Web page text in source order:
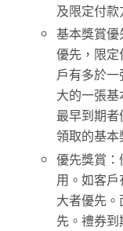
及限定付款
基本獎賞
優先，限
戶有多於
大的一張
最早到期
領取的基本
優先獎賞
用。如客
大者優先
先。禮券